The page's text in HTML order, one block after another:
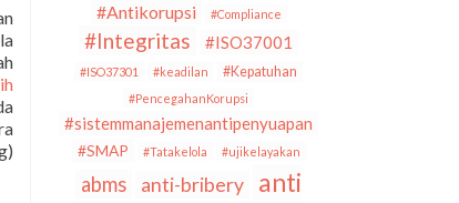
#Antikorupsi #Compliance
#Integritas #ISO37001
#ISO37301 #keadilan #Kepatuhan
#PencegahanKorupsi
#sistemmanajemenantipenyuapan
#SMAP #Tatakelola #ujikelayakan
abms anti-bribery
anti